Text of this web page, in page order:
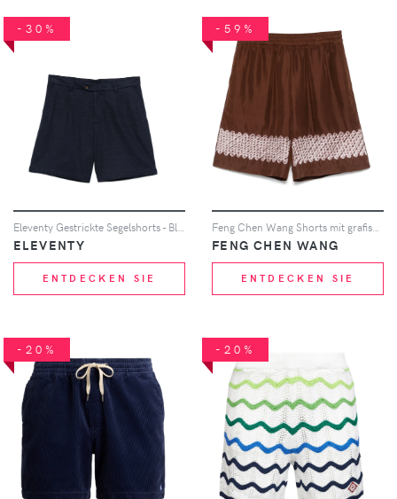
-30%
ELEVENTY
ENTDECKEN SIE
-59%
FENG CHEN WANG
ENTDECKEN SIE
-20% -20%